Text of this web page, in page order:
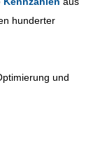
hunderter
und